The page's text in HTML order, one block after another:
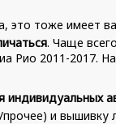
это тоже имеет
. Чаще
Рио 2011-2017.
индивидуальных
и вышивку